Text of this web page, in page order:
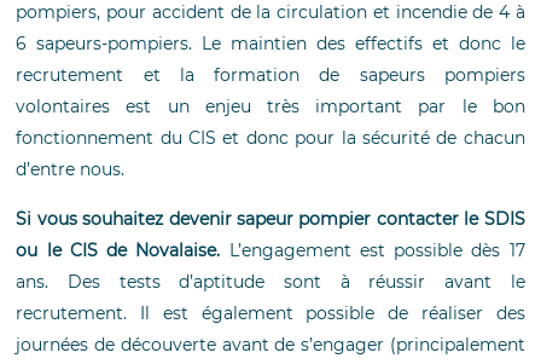
pompiers, pour accident de la circulation et incendie de 4 à
6 sapeurs-pompiers. Le maintien des effectifs et donc le
recrutement et la formation de sapeurs pompiers
volontaires est un enjeu très important par le bon
fonctionnement du CIS et donc pour la sécurité de chacun
d’entre nous.
Si vous souhaitez devenir sapeur pompier contacter le SDIS
ou le CIS de Novalaise. L’engagement est possible dès 17
ans. Des tests d’aptitude sont à réussir avant le
recrutement. Il est également possible de réaliser des
journées de découverte avant de s’engager (principalement